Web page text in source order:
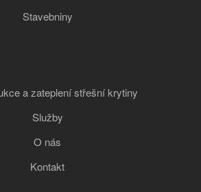
Stavebniny
a zateplení střešní krytiny
Služby
O nás
Kontakt